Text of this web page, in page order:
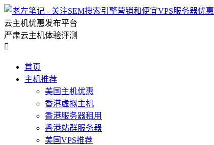
云主机优惠发布平台
严肃云主机体验评测

首页
主机推荐
美国主机优惠
香港虚拟主机
香港服务器租用
香港站群服务器
美国VPS推荐